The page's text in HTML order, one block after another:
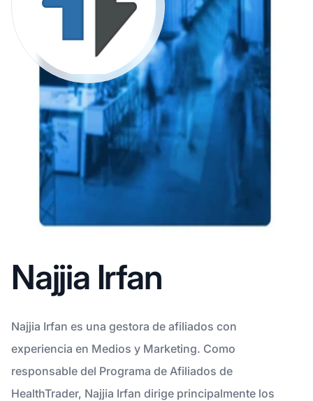
Najjia Irfan
Najjia Irfan es una gestora de afiliados con
experiencia en Medios y Marketing. Como
responsable del Programa de Afiliados de
HealthTrader, Najjia Irfan dirige principalmente los